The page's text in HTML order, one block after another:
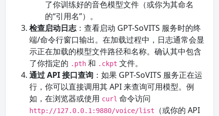
了你训练好的音色模型文件（或你为其命名
的“引用名”）。
检查启动日志：查看启动 GPT-SoVITS 服务时的终
端/命令行窗口输出。在加载过程中，日志通常会显
示正在加载的模型文件路径和名称。确认其中包含
了你指定的 .pth 和 .ckpt 文件。
通过 API 接口查询 ：如果 GPT-SoVITS 服务正在运
行，你可以直接调用其 API 来查询可用模型。例
如，在浏览器或使用 curl 命令访问
http://127.0.0.1:9880/voice/list
（或你的 API